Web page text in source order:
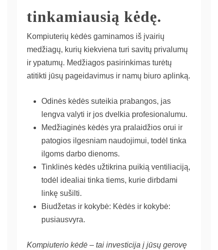
tinkamiausią kėdę.
Kompiuterių kėdės gaminamos iš įvairių
medžiagų, kurių kiekviena turi savitų privalumų
ir ypatumų. Medžiagos pasirinkimas turėtų
atitikti jūsų pageidavimus ir namų biuro aplinką.
Odinės kėdės suteikia prabangos, jas
lengva valyti ir jos dvelkia profesionalumu.
Medžiaginės kėdės yra pralaidžios orui ir
patogios ilgesniam naudojimui, todėl tinka
ilgoms darbo dienoms.
Tinklinės kėdės užtikrina puikią ventiliaciją,
todėl idealiai tinka tiems, kurie dirbdami
linkę sušilti.
Biudžetas ir kokybė: Kėdės ir kokybė:
pusiausvyra.
Kompiuterio kėdė – tai investicija į jūsų gerovę